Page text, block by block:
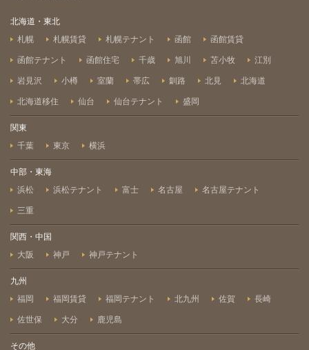
北海道・東北
札幌
札幌賃貸 札幌テナント 函館 函館賃貸
函館テナント 函館住宅 千歳 旭川 苫小牧 江別
岩見沢 小樽 室蘭 帯広 釧路 北見 北海道
北海道移住 仙台 仙台テナント 盛岡
関東
千葉
東京 横浜
中部・東海
浜松
浜松テナント 富士 名古屋 名古屋テナント
三重
関西・中国
大阪
神戸 神戸テナント
九州
福岡
福岡賃貸 福岡テナント 北九州 佐賀 長崎
佐世保 大分 鹿児島
その他